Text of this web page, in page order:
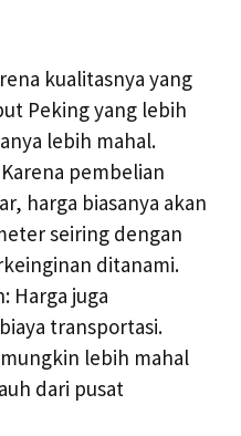
kualitasnya yang
Peking yang lebih
lebih mahal.
pembelian
harga biasanya akan
seiring dengan
ditanami.
Harga juga
transportasi.
lebih mahal
dari pusat